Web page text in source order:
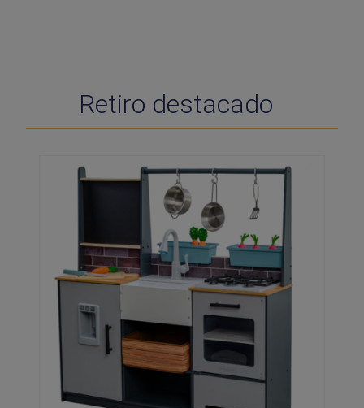
Retiro destacado